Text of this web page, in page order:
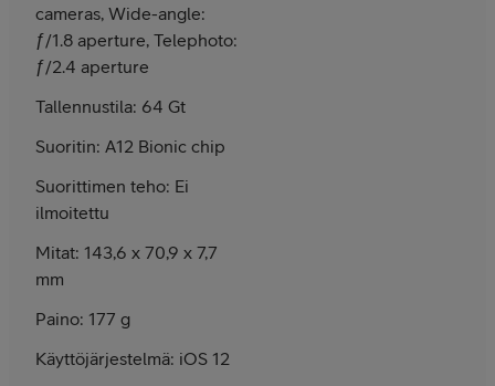
cameras, Wide-angle:
ƒ/1.8 aperture, Telephoto:
ƒ/2.4 aperture
Tallennustila: 64 Gt
Suoritin: A12 Bionic chip
Suorittimen teho: Ei
ilmoitettu
Mitat: 143,6 x 70,9 x 7,7
mm
Paino: 177 g
Käyttöjärjestelmä: iOS 12